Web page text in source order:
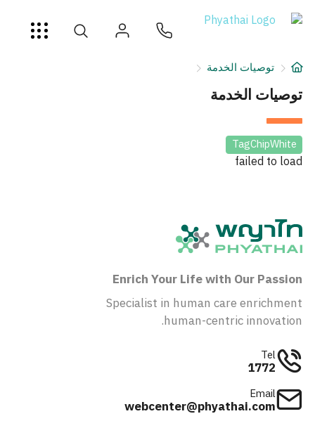
ไทย
English
عن
فرع المستشفى
توصيات الخدمة
توصيات الخدمة
TagChipWhite
failed to load
Enrich Your Life with Our Passion
Specialist in human care enrichment
human-centric innovation.
Tel
1772
Email
webcenter@phyathai.com